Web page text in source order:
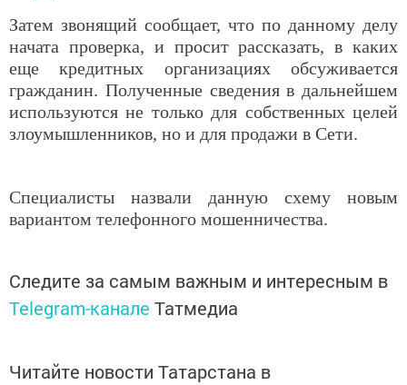
Затем звонящий сообщает, что по данному делу
начата проверка, и просит рассказать, в каких
еще кредитных организациях обсуживается
гражданин. Полученные сведения в дальнейшем
используются не только для собственных целей
злоумышленников, но и для продажи в Сети.
Специалисты назвали данную схему новым
вариантом телефонного мошенничества.
Следите за самым важным и интересным в
Telegram-канале Татмедиа
Читайте новости Татарстана в